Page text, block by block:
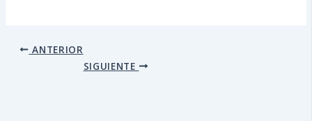
ANTERIOR
SIGUIENTE